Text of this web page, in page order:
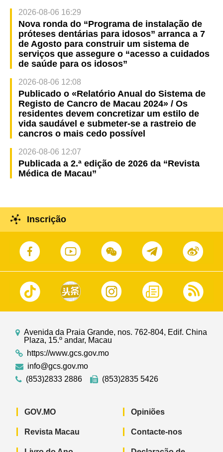
2026-08-06 16:29
Nova ronda do “Programa de instalação de
próteses dentárias para idosos” arranca a 7
de Agosto para construir um sistema de
serviços que assegure o “acesso a cuidados
de saúde para os idosos”
2026-08-06 12:08
Publicado o «Relatório Anual do Sistema de
Registo de Cancro de Macau 2024» / Os
residentes devem concretizar um estilo de
vida saudável e submeter-se a rastreio de
cancros o mais cedo possível
2026-08-06 12:07
Publicada a 2.ª edição de 2026 da “Revista
Médica de Macau”
Inscrição
Avenida da Praia Grande, nos. 762-804, Edif. China
Plaza, 15.º andar, Macau
https://www.gcs.gov.mo
info@gcs.gov.mo
(853)2833 2886
(853)2835 5426
GOV.MO
Revista Macau
Opiniões
Contacte-nos